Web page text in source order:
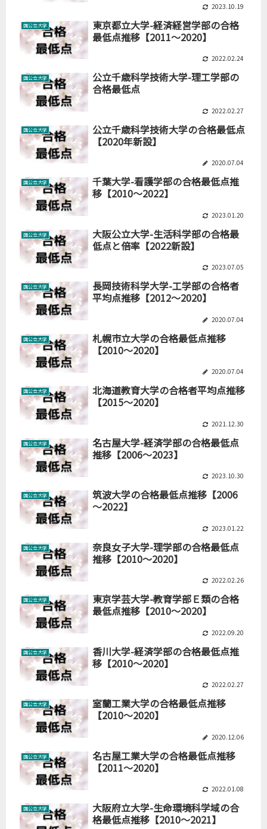
2023.10.19
国公立大学
東京都立大学-経済経営学部の合格
最低点推移【2011～2020】
2022.02.24
国公立大学
公立千歳科学技術大学-理工学部の
合格最低点
2022.02.27
国公立大学
公立千歳科学技術大学の合格最低点
【2020年新設】
2020.07.04
国公立大学
千葉大学-看護学部の合格最低点推
移【2010～2022】
2023.01.20
国公立大学
大阪公立大学-生活科学部の合格最
低点と倍率【2022新設】
2023.07.05
国公立大学
長岡技術科学大学-工学部の合格者
平均点推移【2012～2020】
2020.07.04
国公立大学
札幌市立大学の合格最低点推移
【2010～2020】
2020.07.04
国公立大学
北海道教育大学の合格者平均点推移
【2015～2020】
2021.12.30
国公立大学
名古屋大学-経済学部の合格最低点
推移【2006～2023】
2023.10.30
国公立大学
筑波大学の合格最低点推移【2006
～2022】
2023.01.22
国公立大学
奈良女子大学-理学部の合格最低点
推移【2010～2020】
2022.02.26
国公立大学
東京学芸大学-教育学部Ｅ類の合格
最低点推移【2010～2020】
2022.09.20
国公立大学
香川大学-経済学部の合格最低点推
移【2010～2020】
2022.02.27
国公立大学
室蘭工業大学の合格最低点推移
【2010～2020】
2020.12.06
国公立大学
名古屋工業大学の合格最低点推移
【2011～2020】
2022.01.08
国公立大学
大阪府立大学-生命環境科学域の合
格最低点推移【2010～2021】